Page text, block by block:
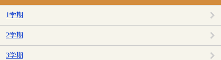
1学期
2学期
3学期